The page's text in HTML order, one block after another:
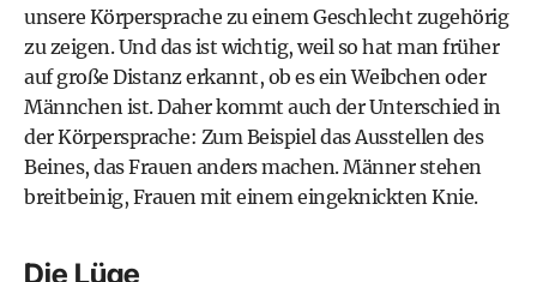
unsere Körpersprache zu einem Geschlecht zugehörig
zu zeigen. Und das ist wichtig, weil so hat man früher
auf große Distanz erkannt, ob es ein Weibchen oder
Männchen ist. Daher kommt auch der Unterschied in
der Körpersprache: Zum Beispiel das Ausstellen des
Beines, das Frauen anders machen. Männer stehen
breitbeinig, Frauen mit einem eingeknickten Knie.
Die Lüge